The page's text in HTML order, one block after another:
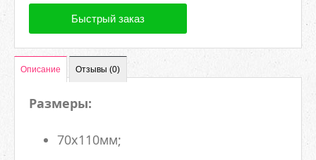
Быстрый заказ
Описание Отзывы (0)
Размеры:
70х110мм;